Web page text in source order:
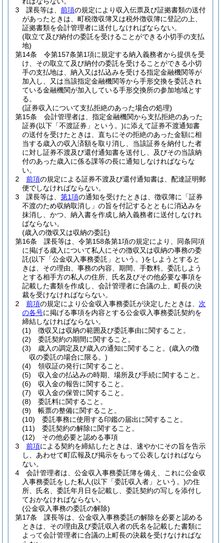
3
課長等は、 前項の規定により収入伝票及び証拠書類の送付
があったときは、町税徴収簿又は税外徴収簿に登記の上、
証拠書類を会計管理者に送付しなければならない。
(取立て及び納付の委託を受けることができる小切手の支払
地)
第14条
令第157条第1項に規定する納入義務者から提供を受
け、その取立て及び納付の委託を受けることができる小切
手の支払地は、納入又は払込みを受ける指定金融機関等が
加入し、又は当該指定金融機関等から手形交換を委託され
ている金融機関が加入している手形交換所の参加地域とす
る。
(証券収入について支払拒絶のあった場合の処理)
第15条
会計管理者は、指定金融機関から支払拒絶のあった
証券(以下「不渡証券」という。)に添えて証券不渡通知書
の送付を受けたときは、直ちにその拒絶のあった金額に相
当する歳入の収入済額を取り消し、当該証券を納付した者
に対し証券不渡及び還付通知書を送付し、及びその当該納
付のあった歳入に係る課等の長に通知しなければならな
い。
2
前項の規定による証券不渡及び還付通知書は、配達証明郵
便でしなければならない。
3
課長等は、 第1項の通知を受けたときは、徴収簿に「証券
不渡のため収納取消し」の旨を付記するとともに消込みを
抹消し、かつ、納入書を作成し納入義務者に送付しなけれ
ばならない。
(歳入の徴収又は収納の委託)
第16条
課長等は、令第158条第1項の規定により、同条同項
に掲げる歳入について私人にその徴収又は収納の事務の委
託(以下「公金収入事務委託」という。)をしようとすると
きは、その理由、事務の内容、期間、手数料、委託しよう
とする相手方の私人の住所、氏名及びその他必要な事項を
記載した書類を作成し、会計管理者に合議の上、町長の決
裁を受けなければならない。
2
前項の規定により公金収入事務委託が決定したときは、 次
の各号に掲げる事項を内容とする公金収入事務委託契約を
締結しなければならない。
(1)
徴収又は収納の範囲及び委託事由に関すること。
(2)
委託契約の期間に関すること。
(3)
歳入の調定及び歳入の通知に関すること。 (歳入の徴
収の委託の場合に限る。)
(4)
領収証の発行に関すること。
(5)
収入金の払込みの時期、場所及び手続に関すること。
(6)
収入金の報告に関すること。
(7)
収入金の保管に関すること。
(8)
委託料に関すること。
(9)
帳票の整備に関すること。
(10)
委託事務に使用する印鑑の届出に関すること。
(11)
委託契約の解除に関すること。
(12)
その他必要と認める事項
3
前項による契約を締結したときは、速やかにその旨を告示
し、あわせて町広報及び掲示をもって公表しなければなら
ない。
4
会計管理者は、公金収入事務委託簿を備え、これに公金収
入事務委託をした私人(以下「委託収入者」という。)の住
所、氏名、委託年月日を記載し、委託契約の写しを添付し
ておかなければならない。
(公金収入事務の委託の解除)
第17条
課長等は、公金収入事務委託の解除を必要と認める
ときは、その理由及び委託収入者の氏名を記載した書類に
よって会計管理者に合議の上町長の決裁を受けなければな